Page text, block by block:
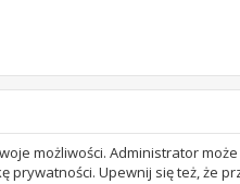
możliwości. Administrator
Upewnij się też, że